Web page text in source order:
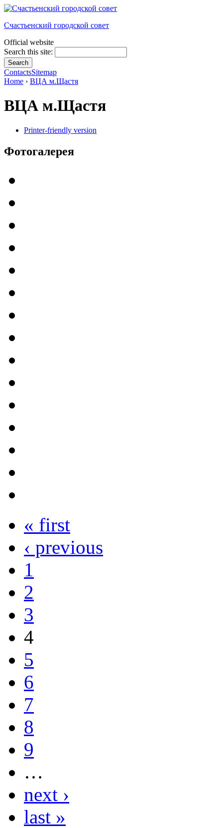
Счастьенский городской совет
Official website
Search this site:
ContactsSitemap
Home › ВЦА м.Щастя
ВЦА м.Щастя
Printer-friendly version
Фотогалерея
« first
‹ previous
1
2
3
4
5
6
7
8
9
…
next ›
last »